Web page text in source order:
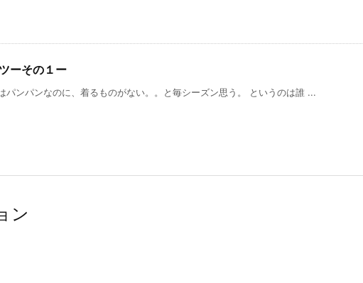
ーその１ー
パンパンなのに、着るものがない。。と毎シーズン思う。 というのは誰 ...
ン